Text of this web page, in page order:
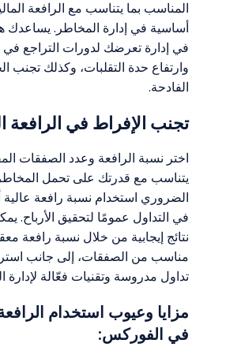
المناسب بما يتناسب مع الرافعة
أساسية في إدارة المخاطر. يساعدك
في إدارة تعرضك لدورات التراجع
وارتفاع حدة التقلبات، وكذلك تجنب
الفادحة.
تجنب الإفراط في الرافعة
اختر نسبة الرافعة وعدد الصفقات
يتناسب مع قدرتك على تحمل
الضروري استخدام نسبة رافعة عالية
في التداول عمومًا لتحقيق الأرباح.
نتائج إيجابية من خلال نسبة رافعة
مناسب من الصفقات، إلى جانب
تداول مدروسة وتقنيات فعّالة لإدارة
مزايا وعيوب استخدام الرافعة
في الفوركس: